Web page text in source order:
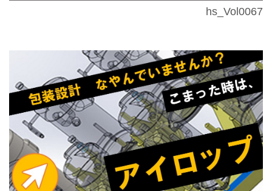
hs_Vol0067